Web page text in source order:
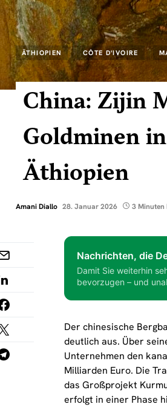
ÄTHIOPIEN CÔTE D'IVOIRE
China: Zijin
Goldminen
Äthiopien
Amani Diallo 28. Januar 2026 3 Minuten
Nachrichten, die
Damit Sie weiterhin
bevorzugen – und
Der chinesische
deutlich aus. Über
Unternehmen den
Milliarden Euro. Die
das Großprojekt
erfolgt in einer Phase